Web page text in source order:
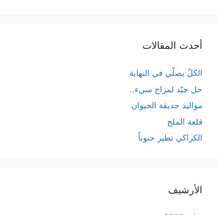
أحدث المقالات
الكلّ يصلّي في النهاية
حل جيّد لمزاج سيء..
مواليد حديقة الحيوان
قلعة الملح
الكراكي تطير جنوباً
الأرشيف